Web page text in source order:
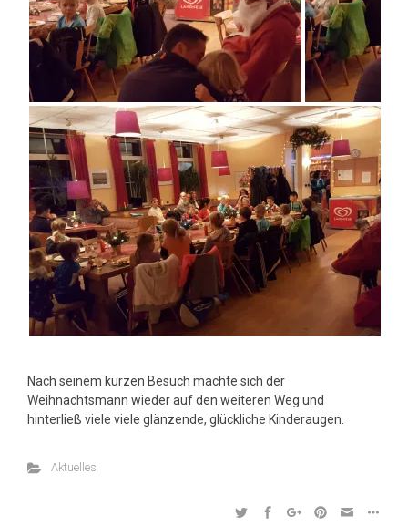
Nach seinem kurzen Besuch machte sich der
Weihnachtsmann wieder auf den weiteren Weg und
hinterließ viele viele glänzende, glückliche Kinderaugen.
Aktuelles